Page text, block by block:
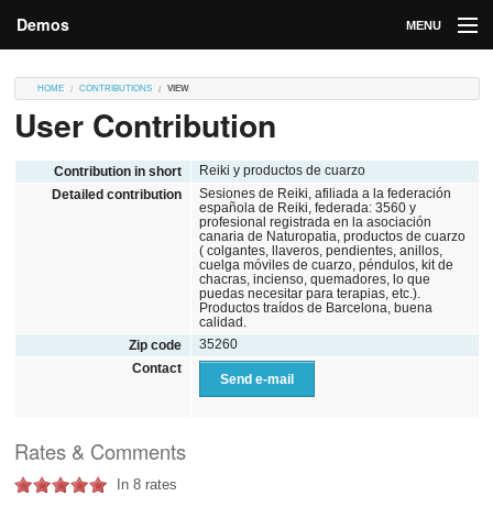
Demos MENU
Contributions
Market
HOME CONTRIBUTIONS VIEW
User Contribution
Contribution in short
Reiki y productos de cuarzo
Detailed contribution
Sesiones de Reiki, afiliada a la federación
española de Reiki, federada: 3560 y
profesional registrada en la asociación
canaria de Naturopatia, productos de cuarzo
( colgantes, llaveros, pendientes, anillos,
cuelga móviles de cuarzo, péndulos, kit de
chacras, incienso, quemadores, lo que
puedas necesitar para terapias, etc.).
Productos traídos de Barcelona, buena
calidad.
Zip code
35260
Contact
Send e-mail
Rates & Comments
In 8 rates